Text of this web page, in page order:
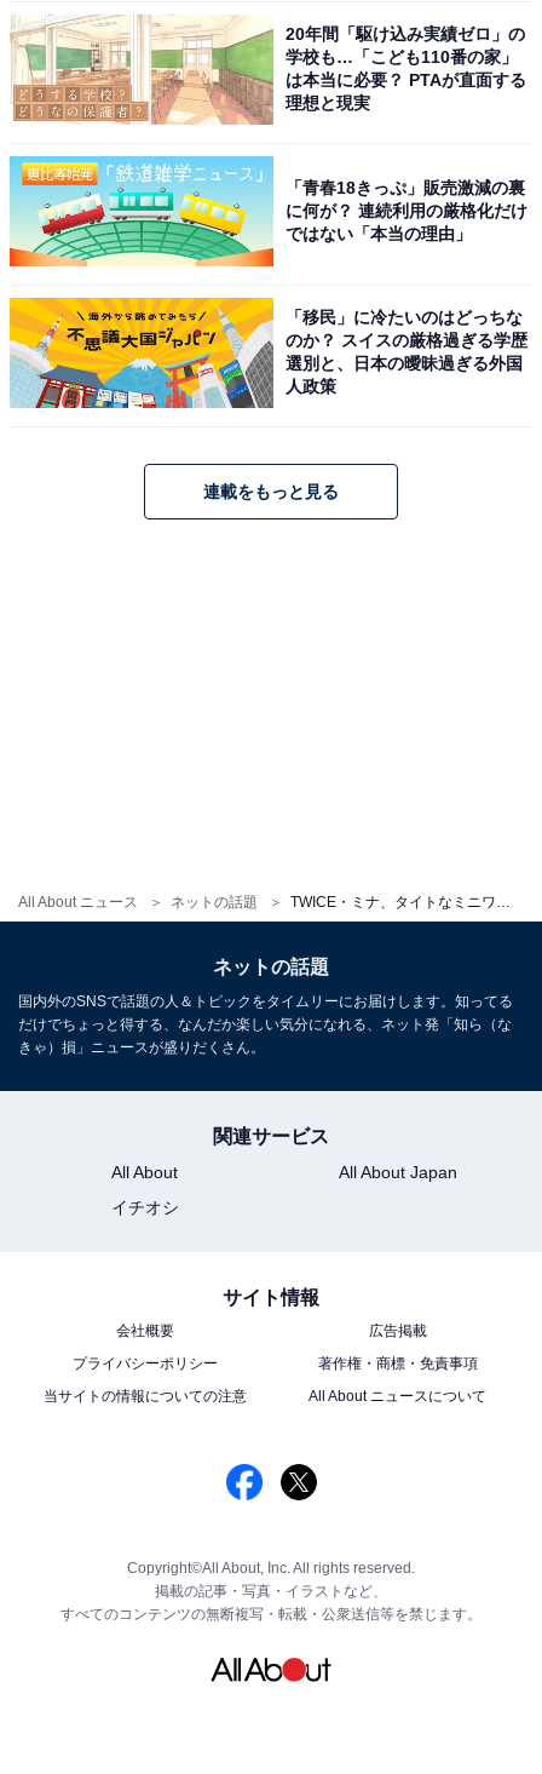
All About ニュース ネットの話題
20年間「駆け込み実績ゼロ」の
学校も…「こども110番の家」
は本当に必要？ PTAが直面する
理想と現実
「青春18きっぷ」販売激減の裏
に何が？ 連続利用の厳格化だけ
ではない「本当の理由」
「移民」に冷たいのはどっちな
のか？ スイスの厳格過ぎる学歴
選別と、日本の曖昧過ぎる外国
人政策
連載をもっと見る
ネットの話題
国内外のSNSで話題の人＆トピックをタイムリーにお届けします。知ってる
だけでちょっと得する、なんだか楽しい気分になれる、ネット発「知ら（な
きゃ）損」ニュースが盛りだくさん。
関連サービス
All About
All About Japan
イチオシ
サイト情報
会社概要
広告掲載
プライバシーポリシー
著作権・商標・免責事項
当サイトの情報についての注意
All About ニュースについて
Copyright©All About, Inc. All rights reserved.
掲載の記事・写真・イラストなど、
すべてのコンテンツの無断複写・転載・公衆送信等を禁じます。